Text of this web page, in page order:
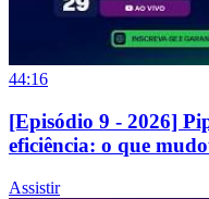
44:16
[Episódio 9 - 2026]
eficiência: o que
Assistir